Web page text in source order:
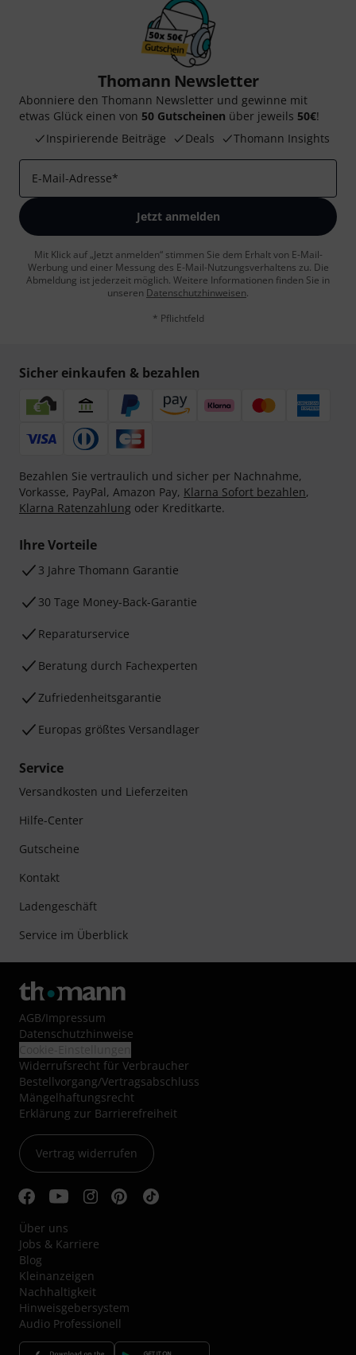
Thomann Newsletter
Abonniere den Thomann Newsletter und gewinne mit
etwas Glück einen von 50 Gutscheinen über jeweils 50€!
Inspirierende Beiträge
Deals Thomann Insights
E-Mail-Adresse*
Jetzt anmelden
Mit Klick auf „Jetzt anmelden“ stimmen Sie dem Erhalt von E-Mail-
Werbung und einer Messung des E-Mail-Nutzungsverhaltens zu. Die
Abmeldung ist jederzeit möglich. Weitere Informationen finden Sie in
unseren Datenschutzhinweisen.
* Pflichtfeld
Sicher einkaufen & bezahlen
Bezahlen Sie vertraulich und sicher per Nachnahme,
Vorkasse, PayPal, Amazon Pay, Klarna Sofort bezahlen,
Klarna Ratenzahlung oder Kreditkarte.
Ihre Vorteile
3 Jahre Thomann Garantie
30 Tage Money-Back-Garantie
Reparaturservice
Beratung durch Fachexperten
Zufriedenheitsgarantie
Europas größtes Versandlager
Service
Versandkosten und Lieferzeiten
Hilfe-Center
Gutscheine
Kontakt
Ladengeschäft
Service im Überblick
AGB/Impressum
Datenschutzhinweise
Widerrufsrecht für Verbraucher
Bestellvorgang/Vertragsabschluss
Mängelhaftungsrecht
Erklärung zur Barrierefreiheit
Vertrag widerrufen
Über uns
Jobs & Karriere
Blog
Kleinanzeigen
Nachhaltigkeit
Hinweisgebersystem
Audio Professionell